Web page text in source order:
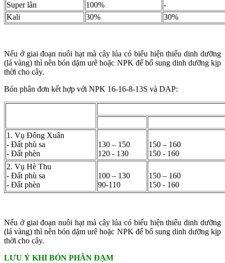
Super lân
100%
-
Kali
30% 30%
Nếu ở giai đoạn nuôi hạt mà cây lúa có biểu hiện thiếu dinh dưỡng
(lá vàng) thì nên bón dặm urê hoặc NPK để bổ sung dinh dưỡng kịp
thời cho cây.
Bón phân đơn kết hợp với NPK 16-16-8-13S và DAP:
1. Vụ Đông Xuân
- Đất phù sa
- Đất phèn
130 – 150
120 - 130
150 – 160
150 - 160
2. Vụ Hè Thu
- Đất phù sa
- Đất phèn
100 – 130
90-110
150 – 160
150 - 160
Nếu ở giai đoạn nuôi hạt mà cây lúa có biểu hiện thiếu dinh dưỡng
(lá vàng) thì nên bón dặm urê hoặc NPK để bổ sung dinh dưỡng kịp
thời cho cây.
LƯU Ý KHI BÓN PHÂN ĐẠM